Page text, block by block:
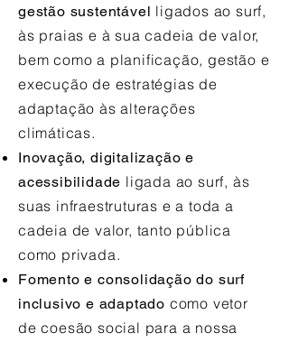
gestão sustentável ligados ao surf,
às praias e à sua cadeia de valor,
bem como a planificação, gestão e
execução de estratégias de
adaptação às alterações
climáticas.
Inovação, digitalização e
acessibilidade ligada ao surf, às
suas infraestruturas e a toda a
cadeia de valor, tanto pública
como privada.
Fomento e consolidação do surf
inclusivo e adaptado como vetor
de coesão social para a nossa